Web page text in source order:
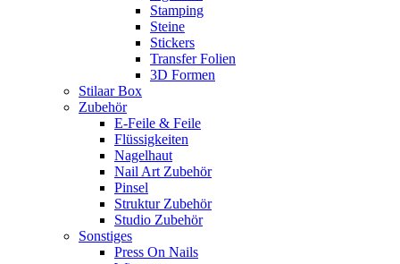
Stamping
Steine
Stickers
Transfer Folien
3D Formen
Stilaar Box
Zubehör
E-Feile & Feile
Flüssigkeiten
Nagelhaut
Nail Art Zubehör
Pinsel
Struktur Zubehör
Studio Zubehör
Sonstiges
Press On Nails